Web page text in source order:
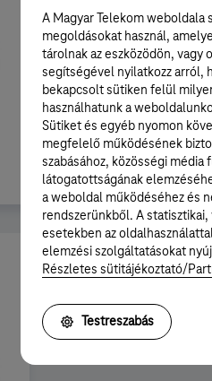
Speedport
ÉRDEKEL
A Magyar Telekom
megoldásokat használ,
tárolnak az eszközödön, vagy
segítségével nyilatkozz arról,
bekapcsolt sütiken felül
használhatunk a
Sütiket és egyéb nyomon
megfelelő működésének
szabásához, közösségi
látogatottságának
a weboldal működéséhez és
rendszerünkből. A
esetekben az
elemzési szolgáltatásokat
Részletes sütitájékoztató/
Testreszabás